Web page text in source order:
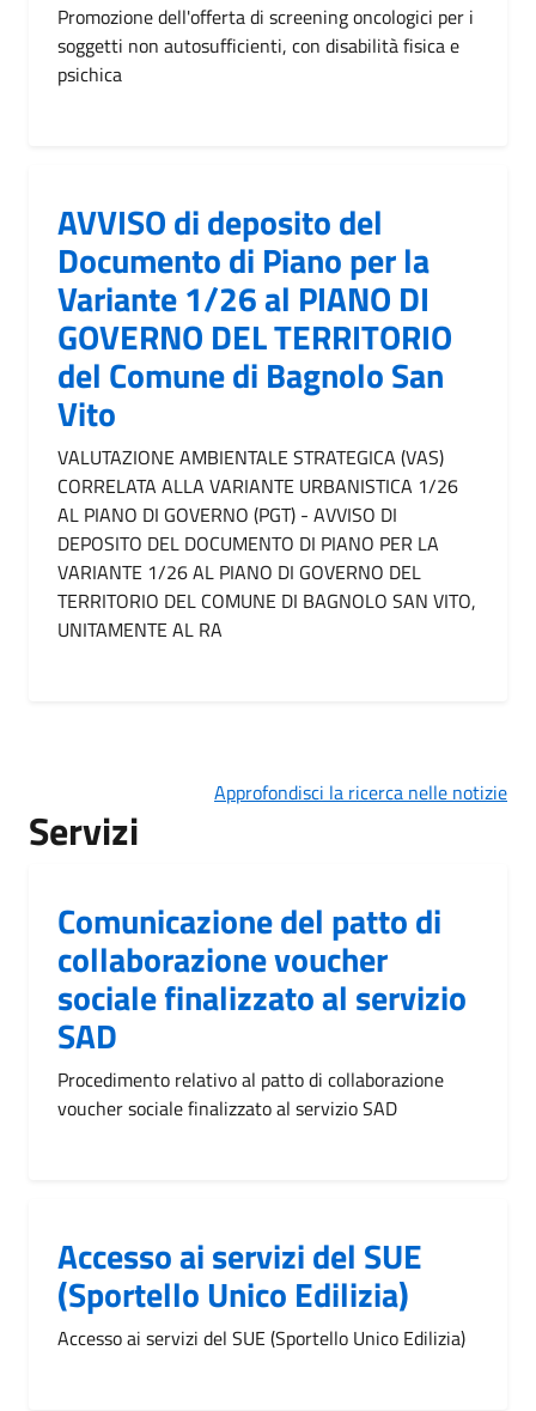
Promozione dell'offerta di screening oncologici per i
soggetti non autosufficienti, con disabilità fisica e
psichica
AVVISO di deposito del
Documento di Piano per la
Variante 1/26 al PIANO DI
GOVERNO DEL TERRITORIO
del Comune di Bagnolo San
Vito
VALUTAZIONE AMBIENTALE STRATEGICA (VAS)
CORRELATA ALLA VARIANTE URBANISTICA 1/26
AL PIANO DI GOVERNO (PGT) - AVVISO DI
DEPOSITO DEL DOCUMENTO DI PIANO PER LA
VARIANTE 1/26 AL PIANO DI GOVERNO DEL
TERRITORIO DEL COMUNE DI BAGNOLO SAN VITO,
UNITAMENTE AL RA
Approfondisci la ricerca nelle notizie
Servizi
Comunicazione del patto di
collaborazione voucher
sociale finalizzato al servizio
SAD
Procedimento relativo al patto di collaborazione
voucher sociale finalizzato al servizio SAD
Accesso ai servizi del SUE
(Sportello Unico Edilizia)
Accesso ai servizi del SUE (Sportello Unico Edilizia)